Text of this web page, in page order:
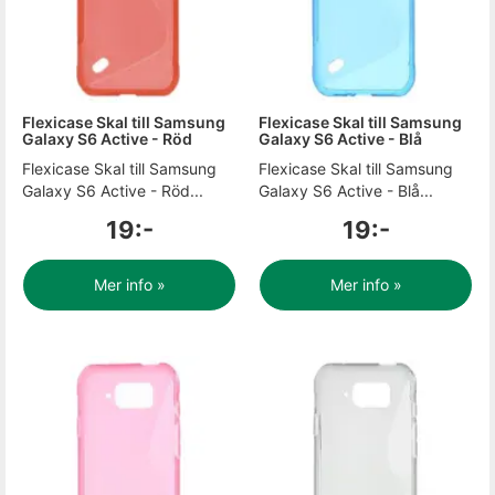
Flexicase Skal till Samsung
Galaxy S6 Active - Röd
Flexicase Skal till Samsung
Galaxy S6 Active - Röd...
19:-
Mer info »
Flexicase Skal till Samsung
Galaxy S6 Active - Blå
Flexicase Skal till Samsung
Galaxy S6 Active - Blå...
19:-
Mer info »